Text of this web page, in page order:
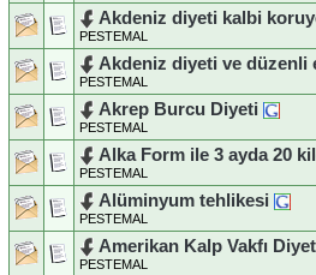
Akdeniz diyeti kalbi
PESTEMAL
Akdeniz diyeti ve düzenli
PESTEMAL
Akrep Burcu Diyeti
PESTEMAL
Alka Form ile 3 ayda 20
PESTEMAL
Alüminyum tehlikesi
PESTEMAL
Amerikan Kalp Vakfı
PESTEMAL